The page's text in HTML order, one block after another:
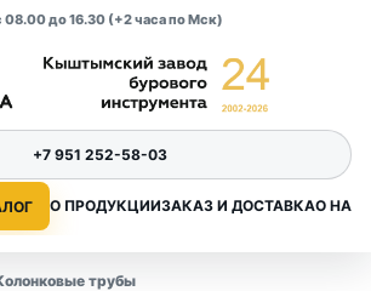
до 16.30 (+2 часа по Мск)
О ПРОДУКЦИИЗАКАЗ И ДОСТАВКАО НАС
+7 951 252-58-03
трубы